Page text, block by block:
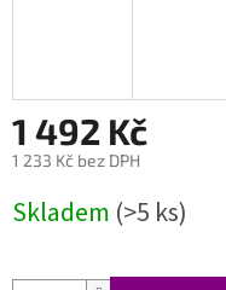
1 492 Kč
1 233 Kč bez DPH
cena:
Skladem (>5 ks)